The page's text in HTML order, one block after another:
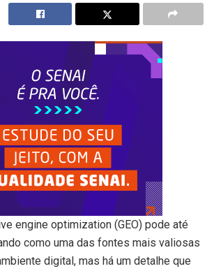
engine optimization (GEO) pode até
como uma das fontes mais valiosas
digital, mas há um detalhe que